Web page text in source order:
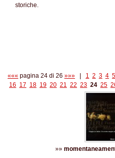
storiche.
««« pagina 24 di 26 »»» 1 2 3 4 5
16 17 18 19 20 21 22 23 24 25
»»